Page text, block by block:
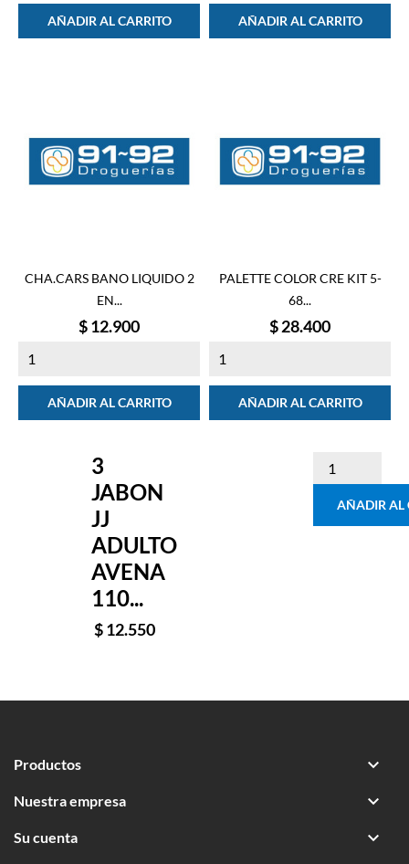
AÑADIR AL CARRITO AÑADIR AL CARRITO
CHA.CARS BANO LIQUIDO 2
EN...
Precio
$ 12.900
AÑADIR AL CARRITO
PALETTE COLOR CRE KIT 5-
68...
Precio
$ 28.400
AÑADIR AL CARRITO
3
JABON
JJ
ADULTO
AVENA
110...
$ 12.550
AÑADIR AL
Productos 
Nuestra empresa 
Su cuenta 